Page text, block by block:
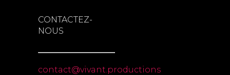
CONTACTEZ-
NOUS
contact@vivant.productions